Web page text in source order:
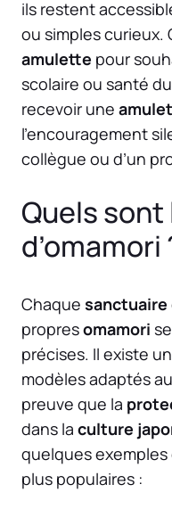
ils restent
ou simples curieux.
amulette pour
scolaire ou santé
recevoir une
l’encouragement
collègue ou d’un
Quels
d’omamori
Chaque sanctuaire
propresomamori
précises. Il existe
modèles adaptés
preuve que la
dans la culture
quelques
plus populaires :